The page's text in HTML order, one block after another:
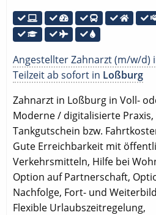
Angestellter Zahnarzt (m/w/d)
Teilzeit ab sofort in Loßburg
Zahnarzt in Loßburg in Voll-
Moderne / digitalisierte Praxis,
Tankgutschein bzw.
Gute Erreichbarkeit mit
Verkehrsmitteln, Hilfe bei
Option auf Partnerschaft,
Nachfolge, Fort- und
Flexible Urlaubszeitregelung,